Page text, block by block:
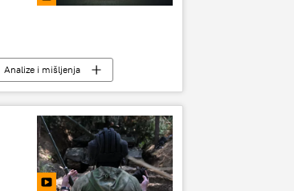
Analize i mišljenja